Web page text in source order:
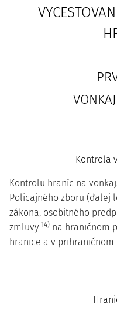
Kontrola
Kontrolu hraníc na
Policajného zboru (ďalej
zákona, osobitného
zmluvy 14) na hraničnom
hranice a v